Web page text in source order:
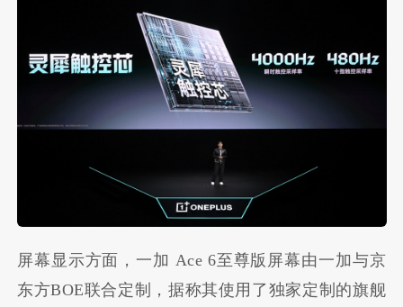
屏幕显示方面，一加 Ace 6至尊版屏幕由一加与京
东方BOE联合定制，据称其使用了独家定制的旗舰